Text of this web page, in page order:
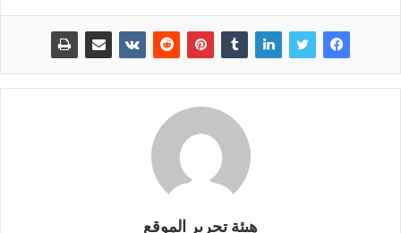
هيئة تحرير الموقع